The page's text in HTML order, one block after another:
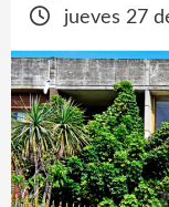
jueves 27